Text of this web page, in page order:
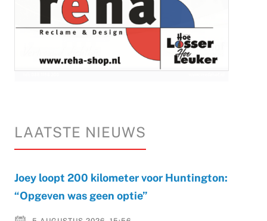
LAATSTE NIEUWS
Joey loopt 200 kilometer voor Huntington:
“Opgeven was geen optie”